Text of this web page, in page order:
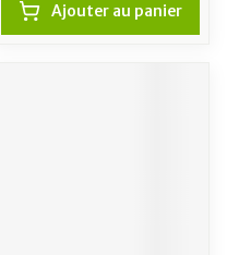
Ajouter au panier